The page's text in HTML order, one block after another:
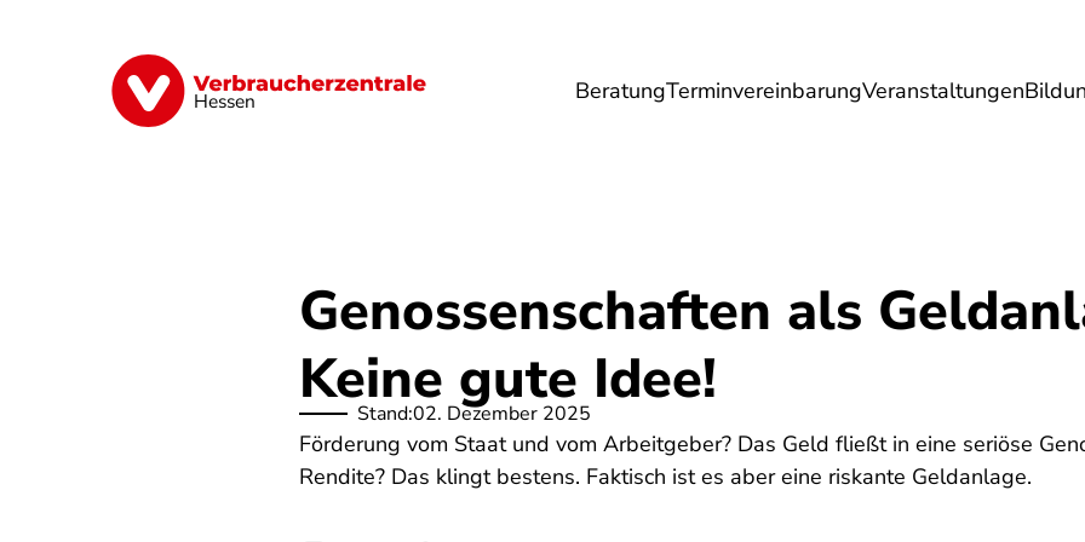
Hessen BeratungTerminvereinbarungVeranstaltungen
Digitales Energie Finanzen Gesundheit Lebensmittel Reise
Genossenschaften als
Keine gute Idee!
Stand:02. Dezember 2025
Förderung vom Staat und vom Arbeitgeber? Das Geld fließt in eine seriöse
Rendite? Das klingt bestens. Faktisch ist es aber eine riskante Geldanlage.